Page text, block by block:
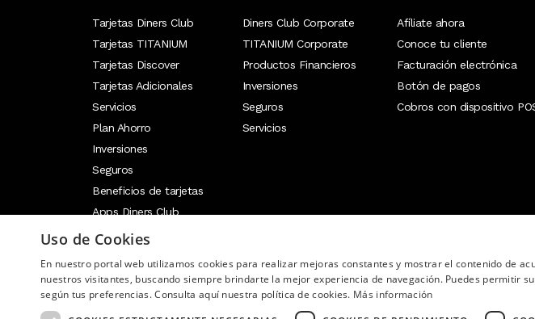
100
antes,
Image
Image
Image
Tarjetas Diners Club
Tarjetas TITANIUM
Tarjetas Discover
Tarjetas Adicionales
Servicios
Plan Ahorro
Inversiones
Seguros
Beneficios de tarjetas
Apps Diners Club
Diners Club Corporate
TITANIUM Corporate
Productos Financieros
Inversiones
Seguros
Servicios
Afíliate ahora
Conoce tu cliente
Facturación electrónica
Botón de pagos
Cobros con dispositivo
Image
Uso de Cookies
En nuestro portal web utilizamos cookies para realizar mejoras constantes y mostrar el contenido de
nuestros visitantes, buscando siempre brindarte la mejor experiencia de navegación. Puedes permitir
según tus preferencias. Consulta aquí nuestra política de cookies. Más información